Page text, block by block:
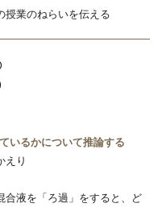
授業のねらいを伝える
いるかについて推論する
えり
合液を「ろ過」をすると、ど